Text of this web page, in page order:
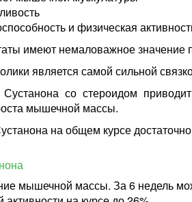
и физическая
имеют немаловажное
является самой сильной
со стероидом
мышечной массы.
на общем курсе
мышечной массы. За 6 недель